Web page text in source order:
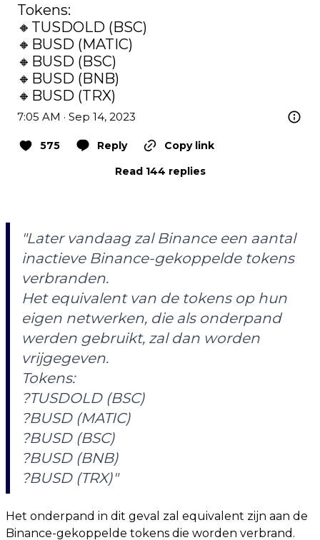
Tokens:
🔸TUSDOLD (BSC)
🔸BUSD (MATIC)
🔸BUSD (BSC)
🔸BUSD (BNB)
🔸BUSD (TRX)
7:05 AM · Sep 14, 2023
575 Reply
Copy link
Read 144 replies
"Later vandaag zal Binance een aantal
inactieve Binance-gekoppelde tokens
verbranden.
Het equivalent van de tokens op hun
eigen netwerken, die als onderpand
werden gebruikt, zal dan worden
vrijgegeven.
Tokens:
?TUSDOLD (BSC)
?BUSD (MATIC)
?BUSD (BSC)
?BUSD (BNB)
?BUSD (TRX)"
Het onderpand in dit geval zal equivalent zijn aan de
Binance-gekoppelde tokens die worden verbrand.